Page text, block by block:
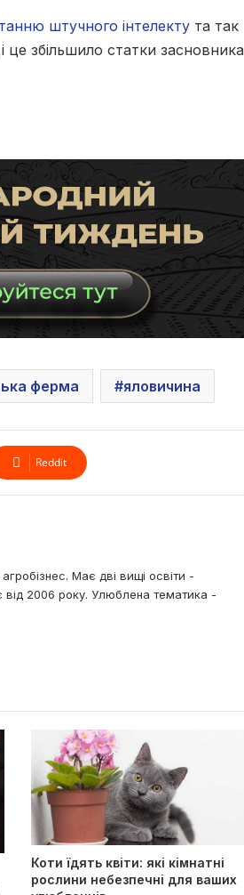
штучного інтелекту та так
це збільшило статки засновника
ферма яловичина
Reddit
Має дві вищі освіти -
від 2006 року. Улюблена тематика -
Коти їдять квіти: які кімнатні
рослини небезпечні для ваших